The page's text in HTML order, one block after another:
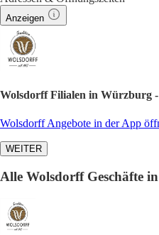
Anzeigen
Wolsdorff Filialen in Würzburg
Wolsdorff Angebote in der App
WEITER
Alle Wolsdorff Geschäfte